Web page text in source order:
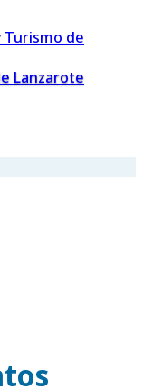
Lanzarote